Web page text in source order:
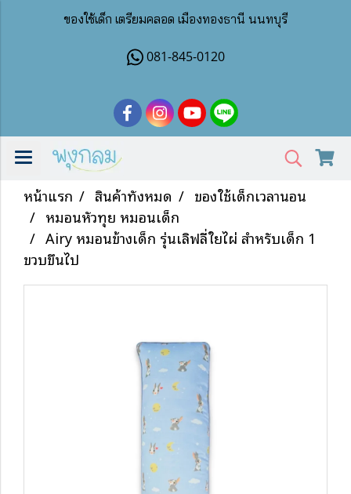
ของใช้เด็ก เตรียมคลอด เมืองทองธานี นนทบุรี
081-845-0120
หน้าแรก สินค้าทั้งหมด
ของใช้เด็กเวลานอน
หมอนหัวทุย หมอนเด็ก
Airy หมอนข้างเด็ก รุ่นเลิฟลี่ใยไผ่ สำหรับเด็ก 1
ขวบขึ้นไป